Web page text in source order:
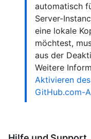
automatisch
Server-
eine lokale
möchtest,
aus der
Weitere
Aktivieren
GitHub.com-